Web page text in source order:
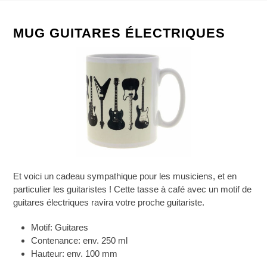
MUG GUITARES ÉLECTRIQUES
Et voici un cadeau sympathique pour les musiciens, et en
particulier les guitaristes ! Cette tasse à café avec un motif de
guitares électriques ravira votre proche guitariste.
Motif: Guitares
Contenance: env. 250 ml
Hauteur: env. 100 mm